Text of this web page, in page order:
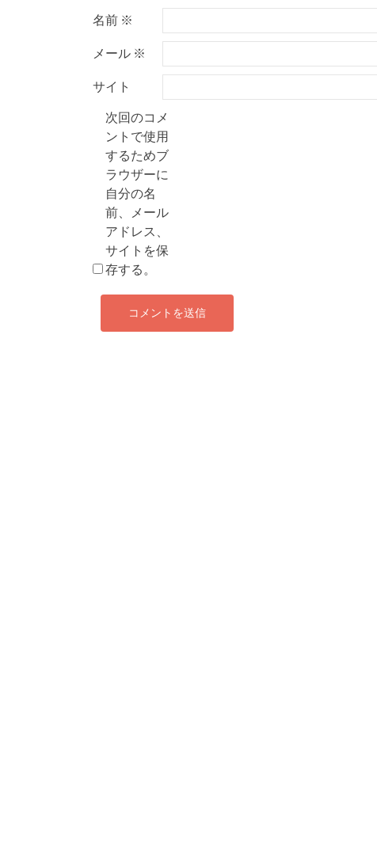
名前 ※
メール ※
サイト
次回のコメ
ントで使用
するためブ
ラウザーに
自分の名
前、メール
アドレス、
サイトを保
存する。